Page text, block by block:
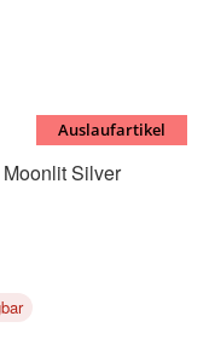
Auslaufartikel
Silver